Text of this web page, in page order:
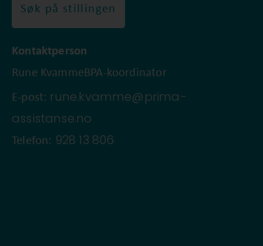
Søk på stillingen
Kontaktperson
Rune KvammeBPA-koordinator
E-post: rune.kvamme@prima-
assistanse.no
Telefon: 928 13 806